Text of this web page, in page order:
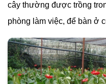
cây thường được trồng
phòng làm việc, để bàn ở